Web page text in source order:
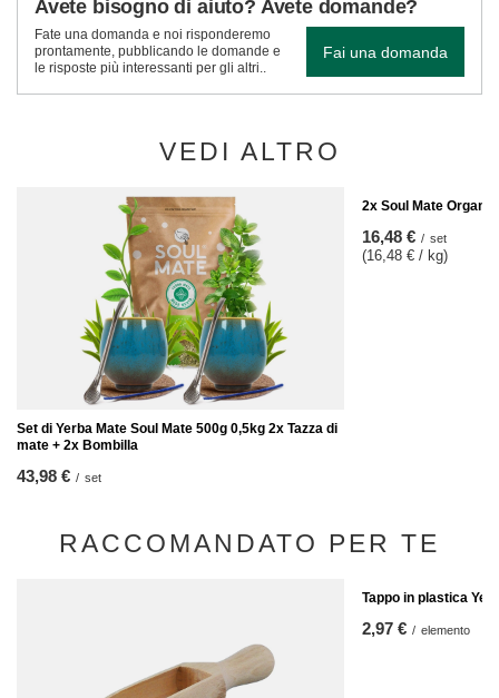
Avete bisogno di aiuto? Avete domande?
Fate una domanda e noi risponderemo
prontamente, pubblicando le domande e
le risposte più interessanti per gli altri..
Fai una domanda
VEDI ALTRO
Set di Yerba Mate Soul Mate 500g 0,5kg 2x Tazza di
mate + 2x Bombilla
43,98 € / set
2x Soul Mate
16,48 € / set
(16,48 € / kg)
RACCOMANDATO PER TE
Tappo in plastica
2,97 € / elemento